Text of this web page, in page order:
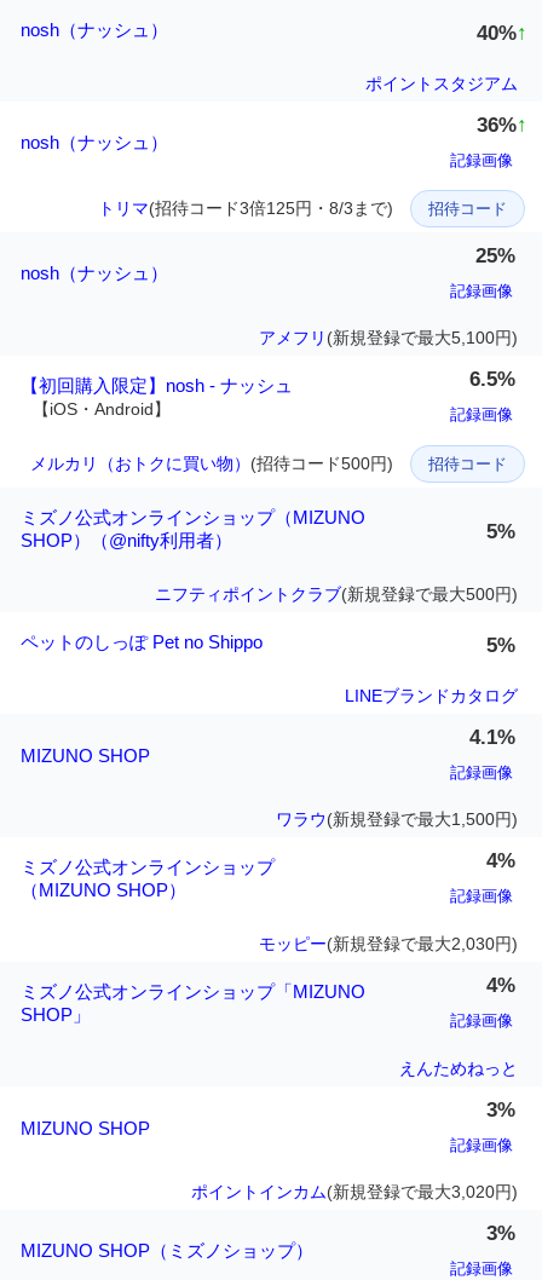
nosh（ナッシュ） 40%↑
ポイントスタジアム
nosh（ナッシュ）
36%↑
記録画像
トリマ(招待コード3倍125円・8/3まで) 招待コード
nosh（ナッシュ）
25%
記録画像
アメフリ (新規登録で最大5,100円)
【初回購入限定】nosh - ナッシュ
【iOS・Android】
6.5%
記録画像
メルカリ（おトクに買い物） (招待コード500円) 招待コード
ミズノ公式オンラインショップ（MIZUNO
SHOP）（@nifty利用者）
5%
ニフティポイントクラブ(新規登録で最大500円)
ペットのしっぽ Pet no Shippo 5%
LINEブランドカタログ
MIZUNO SHOP
4.1%
記録画像
ワラウ(新規登録で最大1,500円)
ミズノ公式オンラインショップ
（MIZUNO SHOP）
4%
記録画像
モッピー(新規登録で最大2,030円)
ミズノ公式オンラインショップ「MIZUNO
SHOP」
4%
記録画像
えんためねっと
MIZUNO SHOP
3%
記録画像
ポイントインカム(新規登録で最大3,020円)
MIZUNO SHOP（ミズノショップ）
3%
記録画像